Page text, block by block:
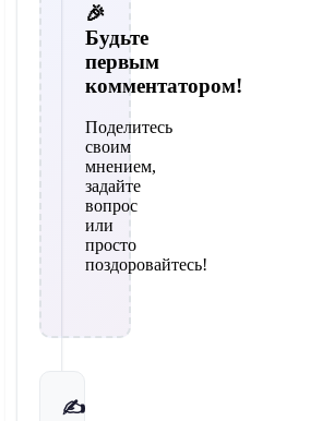
🎉
Будьте
первым
комментатором!
Поделитесь
своим
мнением,
задайте
вопрос
или
просто
поздоровайтесь!
✍️